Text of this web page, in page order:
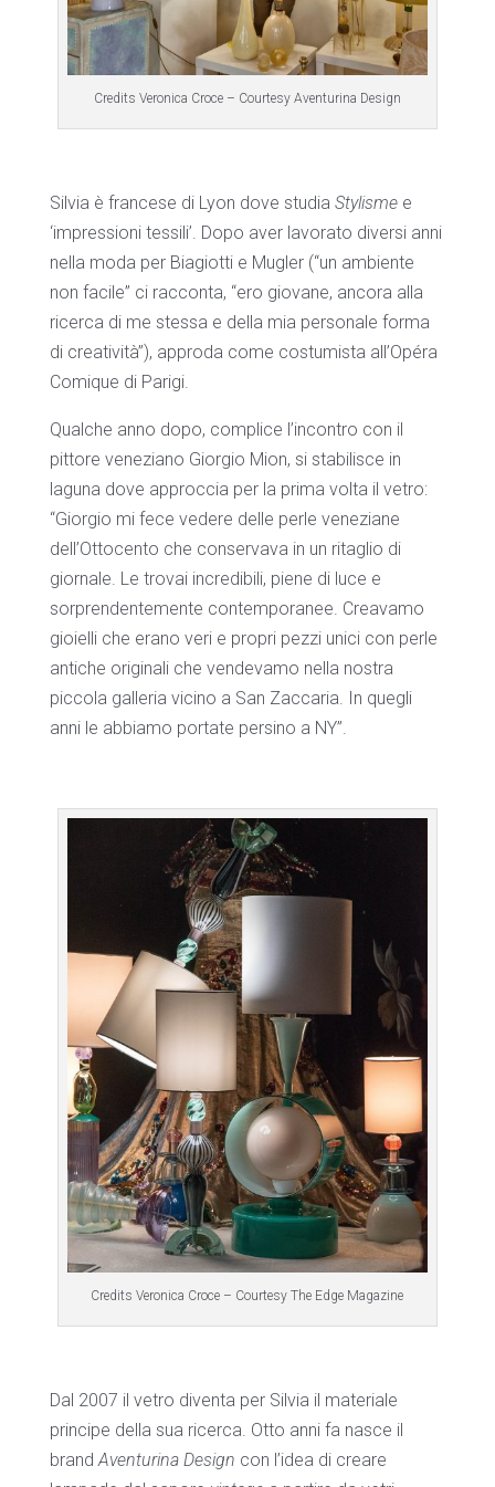
Credits Veronica Croce – Courtesy Aventurina Design
Silvia è francese di Lyon dove studia Stylisme e
‘impressioni tessili’. Dopo aver lavorato diversi anni
nella moda per Biagiotti e Mugler (“un ambiente
non facile” ci racconta, “ero giovane, ancora alla
ricerca di me stessa e della mia personale forma
di creatività”), approda come costumista all’Opéra
Comique di Parigi.
Qualche anno dopo, complice l’incontro con il
pittore veneziano Giorgio Mion, si stabilisce in
laguna dove approccia per la prima volta il vetro:
“Giorgio mi fece vedere delle perle veneziane
dell’Ottocento che conservava in un ritaglio di
giornale. Le trovai incredibili, piene di luce e
sorprendentemente contemporanee. Creavamo
gioielli che erano veri e propri pezzi unici con perle
antiche originali che vendevamo nella nostra
piccola galleria vicino a San Zaccaria. In quegli
anni le abbiamo portate persino a NY”.
Credits Veronica Croce – Courtesy The Edge Magazine
Dal 2007 il vetro diventa per Silvia il materiale
principe della sua ricerca. Otto anni fa nasce il
brandAventurina Design con l’idea di creare